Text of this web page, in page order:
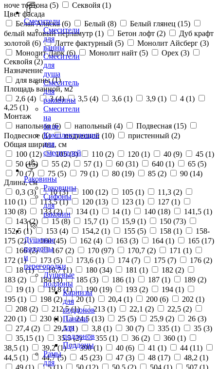
Смесители
Смесители
для
ванны
Смесители
для
душа
Смеситель
для
раковины
Смесители
на
биде
Комплектующие
для
смесителей
Раковины
Раковины
Сифоны
для
раковин
Душевые
поддоны
и
перегородки
Душевые
поддоны
Карнизы
для
поддонов
Панели
для
поддонов
Поддоны
Рамы
для
ноче тортона (5) Секвойя (1)
Цвет фасада
Белая Аляска (6) Белый (8) Белый глянец (15)
белый матовый перламутр (1) Бетон лофт (2)
Дуб крафт
золотой (6) Латте фактурный (5) Монолит Айсберг (3)
Монолит Дарк (6) Монолит найт (5) Орех (3)
Секвойя (2)
Назначение
для ванны (1)
Площадь ванной, м2
2,6 (4) 3 (4) 3,5 (4) 3,6 (1) 3,9 (1) 4 (1)
4,25 (1)
Монтаж
напольная (6) напольный (4) Подвесная (15)
Подвесное (1) подвесной (10) пристенный (2)
Общая ширина, см
100 (12) 105 (3) 110 (2) 120 (1) 40 (9) 45 (1)
50 (15) 55 (2) 57 (1) 60 (31) 640 (1) 65 (5)
70 (7) 75 (5) 79 (1) 80 (19) 85 (2) 90 (14)
Длина, см
0,3 (3) 10 (3) 100 (12) 105 (1) 11,3 (2)
110 (1) 113,5 (1) 120 (13) 123 (1) 127 (1)
130 (8) 133 (2) 134 (1) 14 (1) 140 (18) 141,5 (1)
143 (2) 15 (8) 15,7 (1) 15,9 (1) 150 (73)
152,5 (1) 153 (4) 154,2 (1) 155 (5) 158 (1)
158-
175 (2) 160 (45) 162 (4) 163 (3) 164 (1) 165 (17)
166 (2) 167 (2) 170 (97) 170,7 (2) 171 (1)
172 (1) 173 (5) 173,6 (1) 174 (7) 175 (7) 176 (2)
18 (1) 18,7 (1) 180 (34) 181 (1) 182 (2)
183 (2) 184 (3) 185 (3) 186 (1) 187 (1) 189 (2)
19 (1) 19,8 (1) 190 (19) 193 (2) 194 (1)
195 (1) 198 (2) 20 (1) 20,4 (1) 200 (6) 202 (1)
208 (2) 212,5 (1) 213 (1) 22,1 (2) 22,5 (2)
220 (1) 230 (1) 24,5 (13) 25 (5) 25,9 (2) 26 (3)
27,4 (2) 29,5 (1) 3,8 (1) 30 (7) 335 (1) 35 (3)
35,15 (1) 35,5 (2) 355 (1) 36 (2) 360 (1)
38,5 (1) 39,2 (1) 390 (1) 40 (6) 41 (1) 44 (11)
44,5 (1) 44,7 (5) 45 (23) 47 (3) 48 (17) 48,2 (1)
49 (1) 5 (1) 50 (12) 50,5 (2) 504 (1) 507 (1)